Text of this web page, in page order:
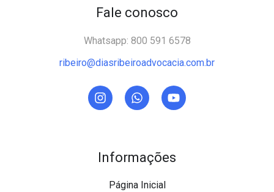
Informações
Página Inicial
Fale conosco
Whatsapp: 800 591 6578
ribeiro@diasribeiroadvocacia.com.br